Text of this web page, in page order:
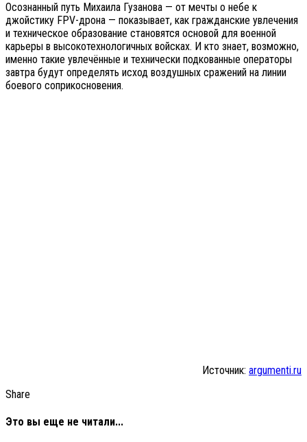
Осознанный путь Михаила Гузанова — от мечты о небе к
джойстику FPV-дрона — показывает, как гражданские увлечения
и техническое образование становятся основой для военной
карьеры в высокотехнологичных войсках. И кто знает, возможно,
именно такие увлечённые и технически подкованные операторы
завтра будут определять исход воздушных сражений на линии
боевого соприкосновения.
Источник: argumenti.ru
Share
Это вы еще не читали...